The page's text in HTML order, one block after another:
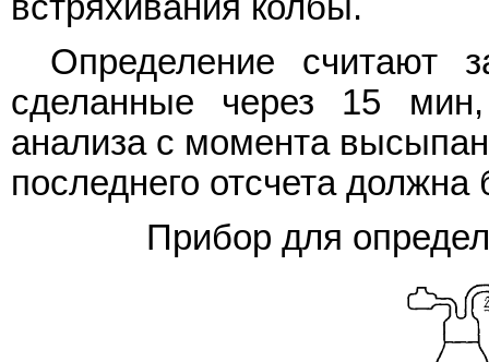
Определение считают
сделанные через 15 мин,
анализа с момента
последнего отсчета
Прибор для